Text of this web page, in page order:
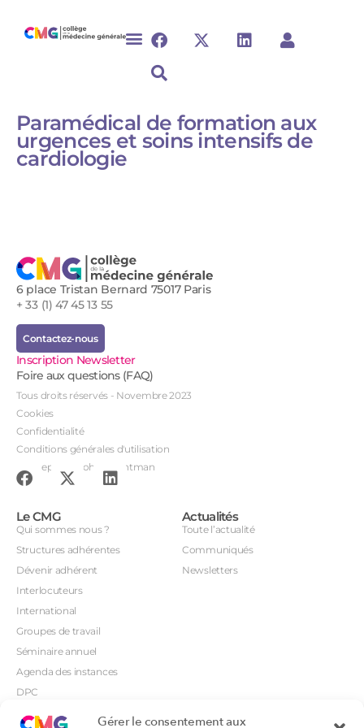
Gérer le consentement aux
Paramédical de formation aux
urgences et soins intensifs de
cardiologie
6 place Tristan Bernard 75017 Paris
+ 33 (1) 47 45 13 55
Contactez-nous
Inscription Newsletter
Foire aux questions (FAQ)
Tous droits réservés - Novembre 2023
Cookies
Confidentialité
Conditions générales d'utilisation
Conception : John Brightman
Le CMG
Qui sommes nous ?
Structures adhérentes
Dévenir adhérent
Interlocuteurs
International
Groupes de travail
Séminaire annuel
Agenda des instances
DPC
Actualités
Toute l’actualité
Communiqués
Newsletters